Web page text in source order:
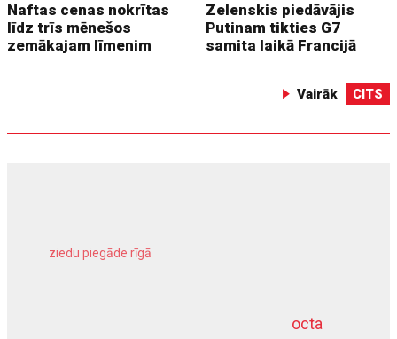
Naftas cenas nokrītas
līdz trīs mēnešos
zemākajam līmenim
Zelenskis piedāvājis
Putinam tikties G7
samita laikā Francijā
Vairāk CITS
octa
ziedu piegāde rīgā
dziļurbums